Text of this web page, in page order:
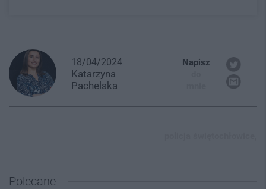
18/04/2024
Katarzyna
Pachelska
Napisz
Polecane